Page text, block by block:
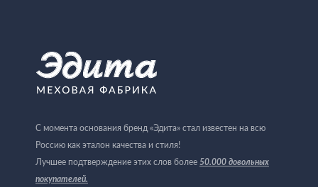
С момента основания бренд «Эдита» стал известен на всю
Россию как эталон качества и стиля!
Лучшее подтверждение этих слов более 50.000 довольных
покупателей.